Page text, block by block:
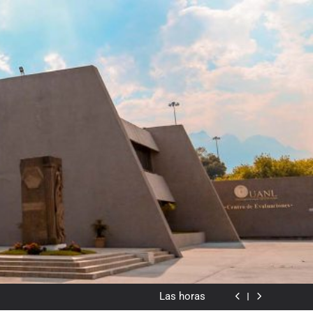
en lo visual como forma o cromatismo”
Poemas de Victoria Marín Fallas
Las horas
Del valor en la literatura